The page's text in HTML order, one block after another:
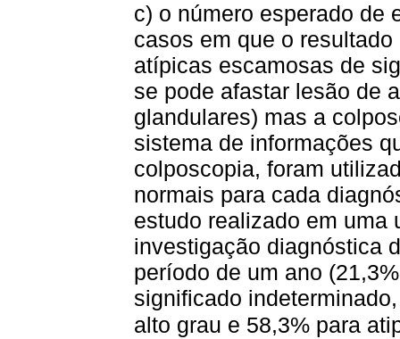
c) o número esperado de
casos em que o
atípicas escamosas de
se pode afastar lesão de
glandulares) mas a
sistema de informações
colposcopia, foram
normais para cada
estudo realizado em uma
investigação diagnóstica
período de um ano
significado
alto grau e 58,3% para